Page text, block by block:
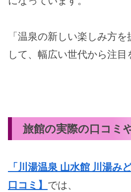
「温泉の新しい楽しみ方
して、幅広い世代から注目
旅館の実際の口コミ
「川湯温泉 山水館 川湯み
口コミ】 では、